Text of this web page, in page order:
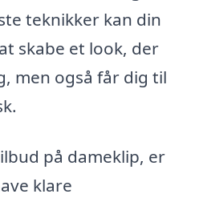
teknikker kan din
skabe et look, der
men også får dig til
på dameklip, er
klare